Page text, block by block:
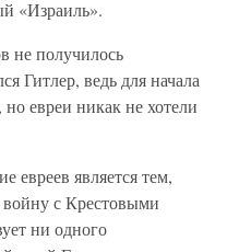
«Израиль».
не получилось
Гитлер, ведь для начала
евреи никак не хотели
евреев является тем,
с Крестовыми
ни одного